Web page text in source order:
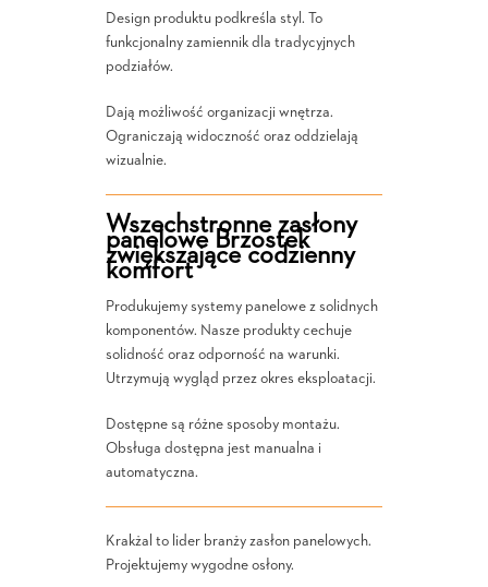
Design produktu podkreśla styl. To
funkcjonalny zamiennik dla tradycyjnych
podziałów.
Dają możliwość organizacji wnętrza.
Ograniczają widoczność oraz oddzielają
wizualnie.
Wszechstronne zasłony
panelowe Brzostek
zwiększające codzienny
komfort
Produkujemy systemy panelowe z solidnych
komponentów. Nasze produkty cechuje
solidność oraz odporność na warunki.
Utrzymują wygląd przez okres eksploatacji.
Dostępne są różne sposoby montażu.
Obsługa dostępna jest manualna i
automatyczna.
Krakżal to lider branży zasłon panelowych.
Projektujemy wygodne osłony.